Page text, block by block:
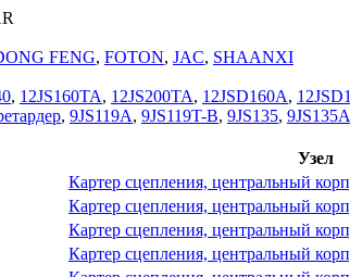
FENG, FOTON, JAC, SHAANXI
, 12JS160TA, 12JS200TA, 12JSD160A,
, 9JS119A, 9JS119T-B, 9JS135, 9JS135A
Узел
Картер сцепления, центральный
Картер сцепления, центральный
Картер сцепления, центральный
Картер сцепления, центральный